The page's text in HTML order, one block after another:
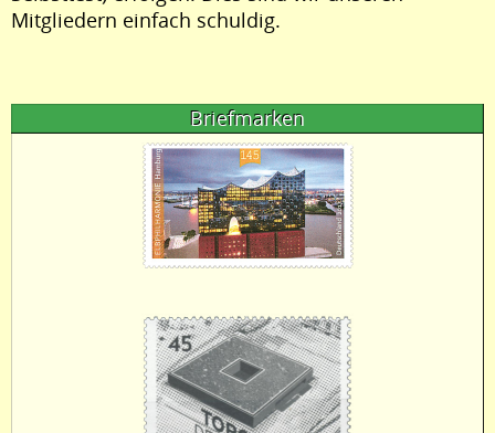
Mitgliedern einfach schuldig.
Briefmarken